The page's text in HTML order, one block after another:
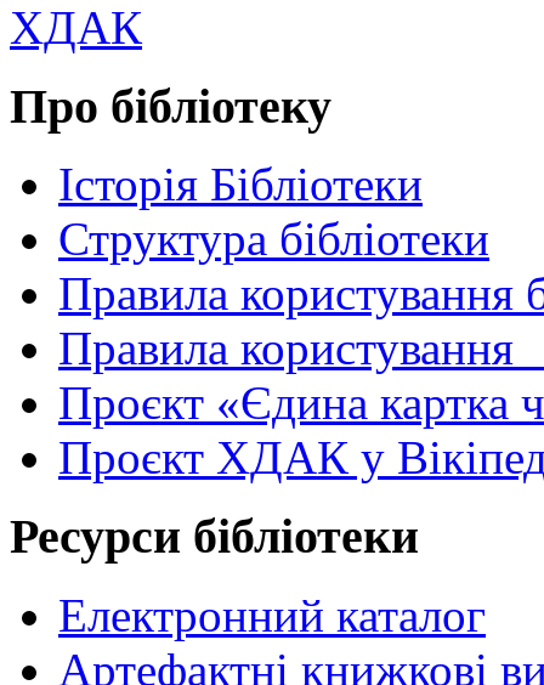
ХДАК
Про бібліотеку
Історія Бібліотеки
Структура бібліотеки
Правила користування
Правила
Проєкт «Єдина картка
Проєкт ХДАК у
Ресурси бібліотеки
Електронний каталог
Артефактні книжкові